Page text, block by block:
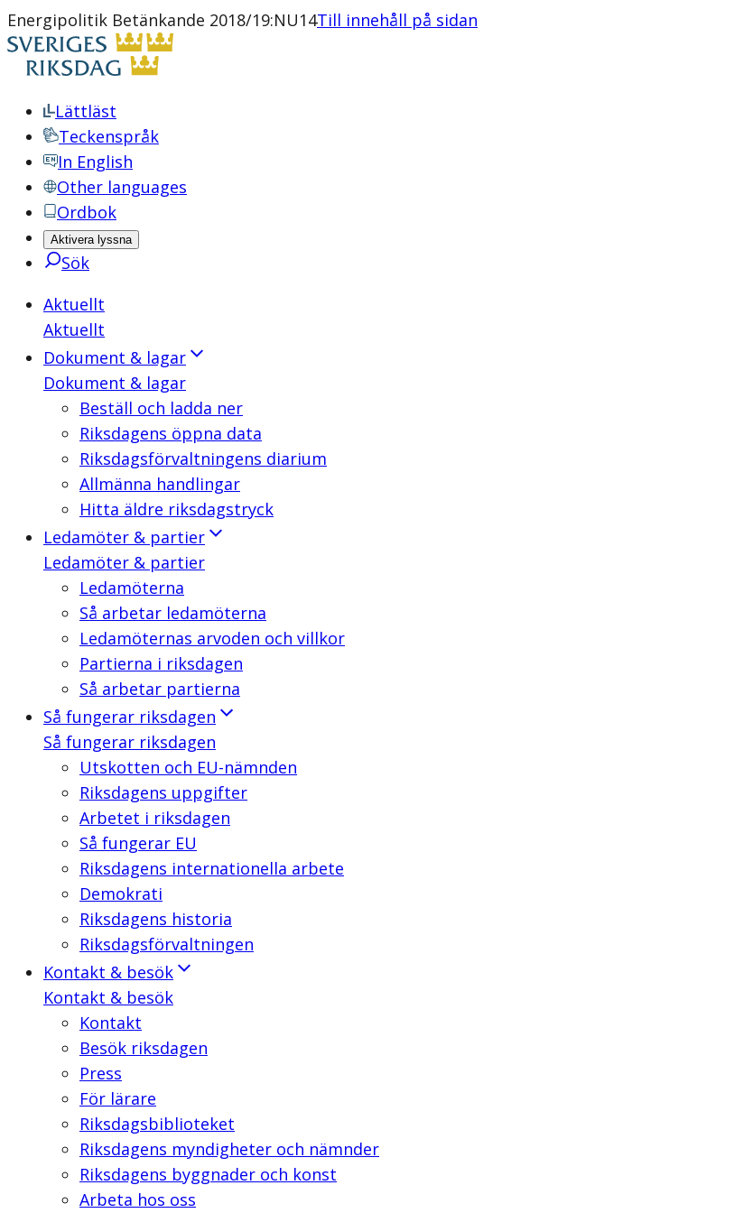
Energipolitik Betänkande 2018/19:NU14Till innehåll på sidan
Lättläst
Teckenspråk
In English
Other languages
Ordbok
Aktivera lyssna
Sök
Aktuellt
Aktuellt
Dokument & lagar
Dokument & lagar
Beställ och ladda ner
Riksdagens öppna data
Riksdagsförvaltningens diarium
Allmänna handlingar
Hitta äldre riksdagstryck
Ledamöter & partier
Ledamöter & partier
Ledamöterna
Så arbetar ledamöterna
Ledamöternas arvoden och villkor
Partierna i riksdagen
Så arbetar partierna
Så fungerar riksdagen
Så fungerar riksdagen
Utskotten och EU-nämnden
Riksdagens uppgifter
Arbetet i riksdagen
Så fungerar EU
Riksdagens internationella arbete
Demokrati
Riksdagens historia
Riksdagsförvaltningen
Kontakt & besök
Kontakt & besök
Kontakt
Besök riksdagen
Press
För lärare
Riksdagsbiblioteket
Riksdagens myndigheter och nämnder
Riksdagens byggnader och konst
Arbeta hos oss